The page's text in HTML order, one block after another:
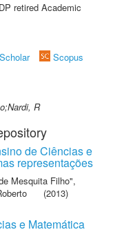
retired Academic
Scopus
R
de Ciências e
representações
Mesquita Filho",
(2013)
e Matemática